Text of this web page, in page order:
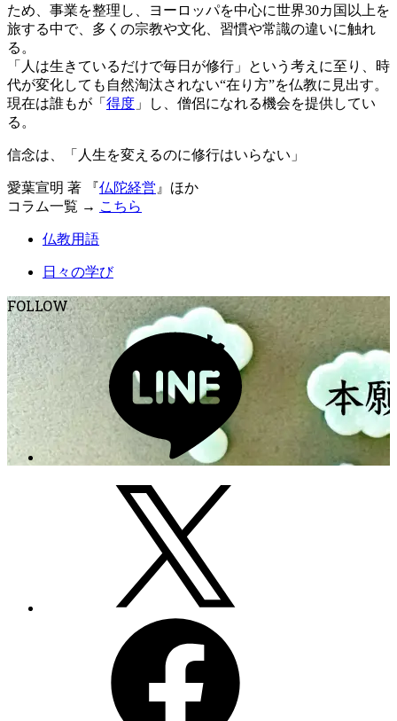
ため、事業を整理し、ヨーロッパを中心に世界30カ国以上を
旅する中で、多くの宗教や文化、習慣や常識の違いに触れ
る。
「人は生きているだけで毎日が修行」という考えに至り、時
代が変化しても自然淘汰されない“在り方”を仏教に見出す。
現在は誰もが「 得度 」し、僧侶になれる機会を提供してい
る。
信念は、「人生を変えるのに修行はいらない」
愛葉宣明 著 『仏陀経営 』ほか
コラム一覧 → こちら
仏教用語
日々の学び
FOLLOW